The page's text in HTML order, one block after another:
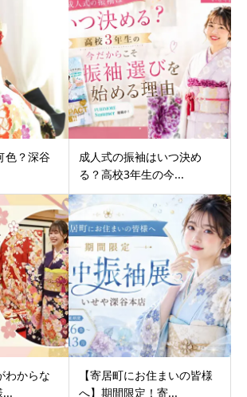
色？深谷
成人式の振袖はいつ決め
る？高校3年生の今...
わからな
...
【寄居町にお住まいの皆様
へ】期間限定！寄...